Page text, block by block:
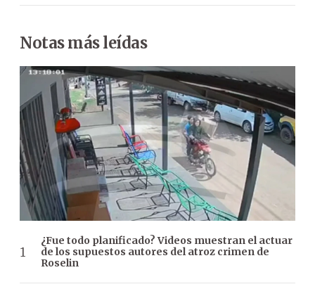
Notas más leídas
¿Fue todo planificado? Videos muestran el actuar
de los supuestos autores del atroz crimen de
Roselin